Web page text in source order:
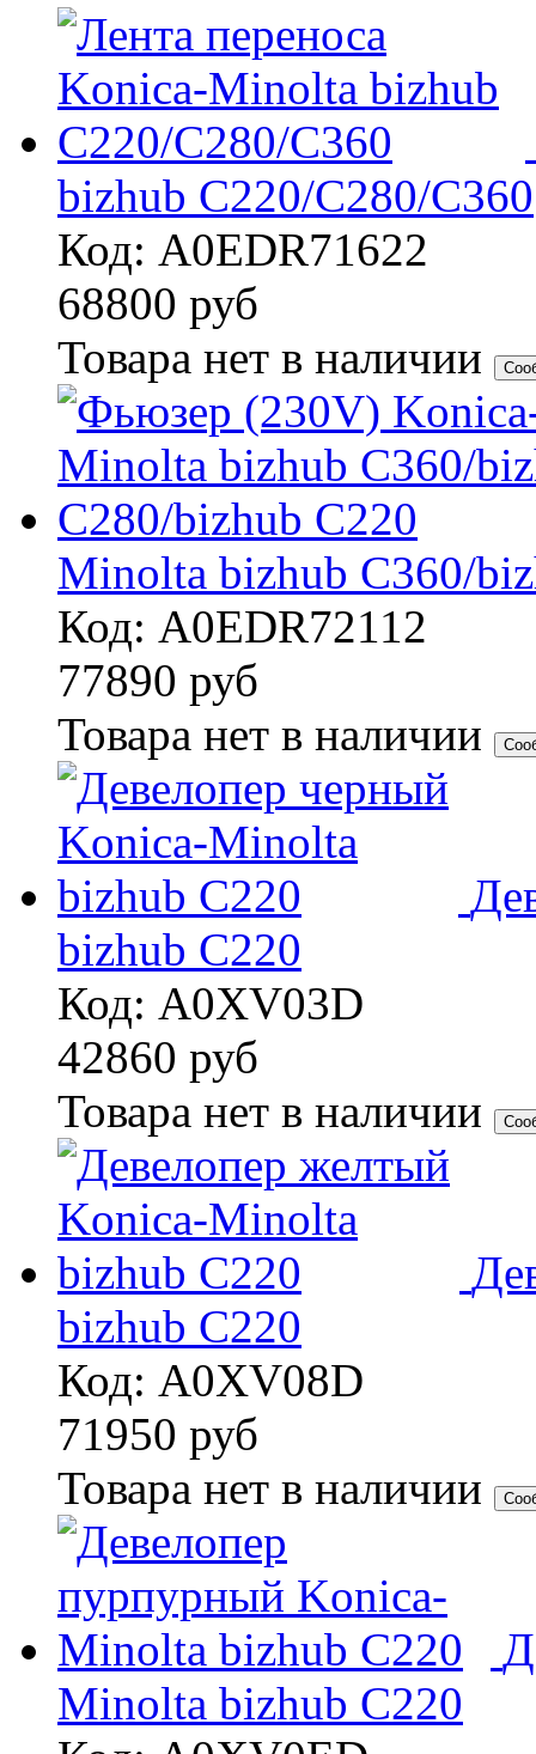
bizhub C220/C280/C360
Код: A0EDR71622
68800 руб
Товара нет в наличии
Minolta bizhub C360/
Код: A0EDR72112
77890 руб
Товара нет в наличии
bizhub C220
Код: A0XV03D
42860 руб
Товара нет в наличии
bizhub C220
Код: A0XV08D
71950 руб
Товара нет в наличии
Minolta bizhub C220